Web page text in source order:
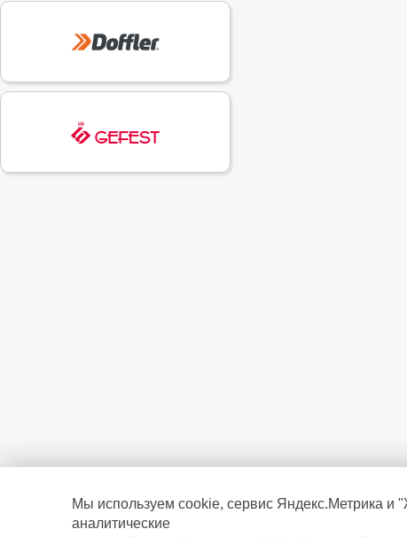
Мы используем cookie, сервис Яндекс.Метрика и
аналитические